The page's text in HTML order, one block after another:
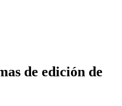
de edición de